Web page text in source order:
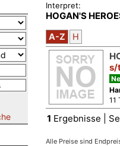
Interpret:
HOGAN'S
A-Z H
s/
11
1 Ergebnisse |
Alle Preise sind